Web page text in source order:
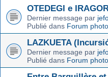
OTEDEGI e
Dernier message par
Publié dans Forum
LAZKUETA
Dernier message par
Publié dans Forum